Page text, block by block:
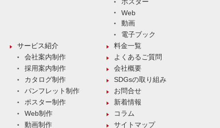
ポスター
Web
動画
電子ブック
サービス紹介
会社案内制作
採用案内制作
カタログ制作
パンフレット制作
ポスター制作
Web制作
動画制作
料金一覧
よくあるご質問
会社概要
SDGsの取り組み
お問合せ
新着情報
コラム
サイトマップ